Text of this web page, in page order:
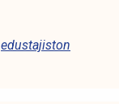
edustajiston